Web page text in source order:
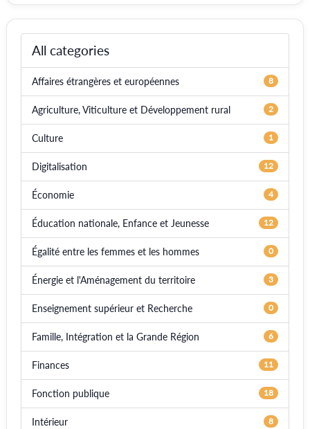
All categories
Affaires étrangères et européennes 8
Agriculture, Viticulture et Développement rural 2
Culture 1
Digitalisation 12
Économie 4
Éducation nationale, Enfance et Jeunesse 12
Égalité entre les femmes et les hommes 0
Énergie et l'Aménagement du territoire 3
Enseignement supérieur et Recherche 0
Famille, Intégration et la Grande Région 6
Finances 11
Fonction publique 18
Intérieur 8